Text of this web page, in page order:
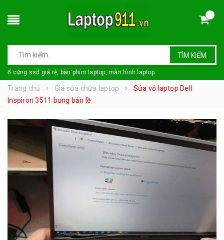
TÌM KIẾM
ổ cứng ssd giá rẻ, bàn phím laptop, màn hình laptop
Trang chủ Giá sửa chữa laptop
Sửa vỏ laptop Dell
Inspiron 3511 bung bản lề